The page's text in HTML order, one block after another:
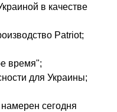
в качестве
Patriot;
время";
для Украины;
сегодня